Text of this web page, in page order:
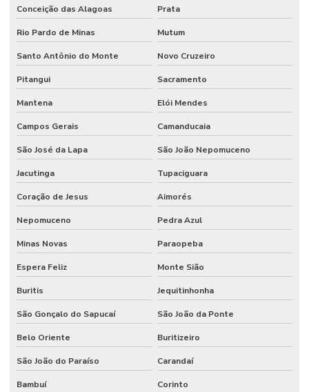
Piso Autonivelante Epóxi Industrial
Piso Autonivelante Para Estacionamentos
Piso De Concreto Lapidado Durável
Piso De Epóxi
Piso De Epóxi Durável Para Indústrias
Piso Epóxi Autonivelante São Paulo
Piso Epóxi Em Curitiba
Piso Epóxi Industrial
Piso Epóxi Industrial Resistente A Químicos
Piso Epóxi Multicamada
Piso Epóxi Multicamadas Resistente A Químicos
Piso Epóxi Para Fábricas Em São Paulo
Conceição das Alagoas Prata
Rio Pardo de Minas Mutum
Santo Antônio do Monte Novo Cruzeiro
Pitangui Sacramento
Mantena Elói Mendes
Campos Gerais Camanducaia
São José da Lapa São João Nepomuceno
Jacutinga Tupaciguara
Coração de Jesus Aimorés
Nepomuceno Pedra Azul
Minas Novas Paraopeba
Espera Feliz Monte Sião
Buritis Jequitinhonha
São Gonçalo do Sapucaí São João da Ponte
Belo Oriente Buritizeiro
São João do Paraíso Carandaí
Bambuí Corinto